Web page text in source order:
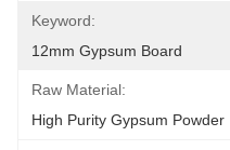
Keyword:
12mm Gypsum Board
Raw Material:
High Purity Gypsum Powder